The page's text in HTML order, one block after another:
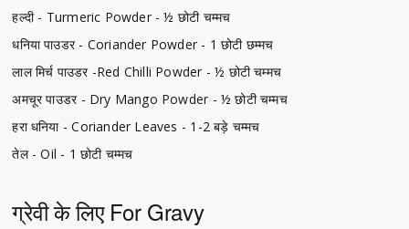
हल्दी - Turmeric Powder - ½ छोटी चम्मच
धनिया पाउडर - Coriander Powder - 1 छोटी छम्मच
लाल मिर्च पाउडर -Red Chilli Powder - ½ छोटी चम्मच
अमचूर पाउडर - Dry Mango Powder - ½ छोटी चम्मच
हरा धनिया - Coriander Leaves - 1-2 बड़े चम्मच
तेल - Oil - 1 छोटी चम्मच
ग्रेवी के लिए For Gravy